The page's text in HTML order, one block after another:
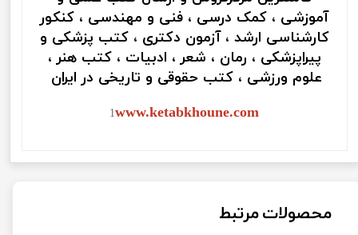
آموزشی ، کمک درسی ، فنی و مهندسی ، کنکور
کارشناسی ارشد ، آزمون دکتری ، کتب پزشکی و
پیراپزشکی ، رمان ، شعر ، ادبیات ، کتب هنر ،
علوم ورزشی ، کتب حقوقی و تاریخی در ایران
1www.ketabkhoune.com
محصولات مرتبط